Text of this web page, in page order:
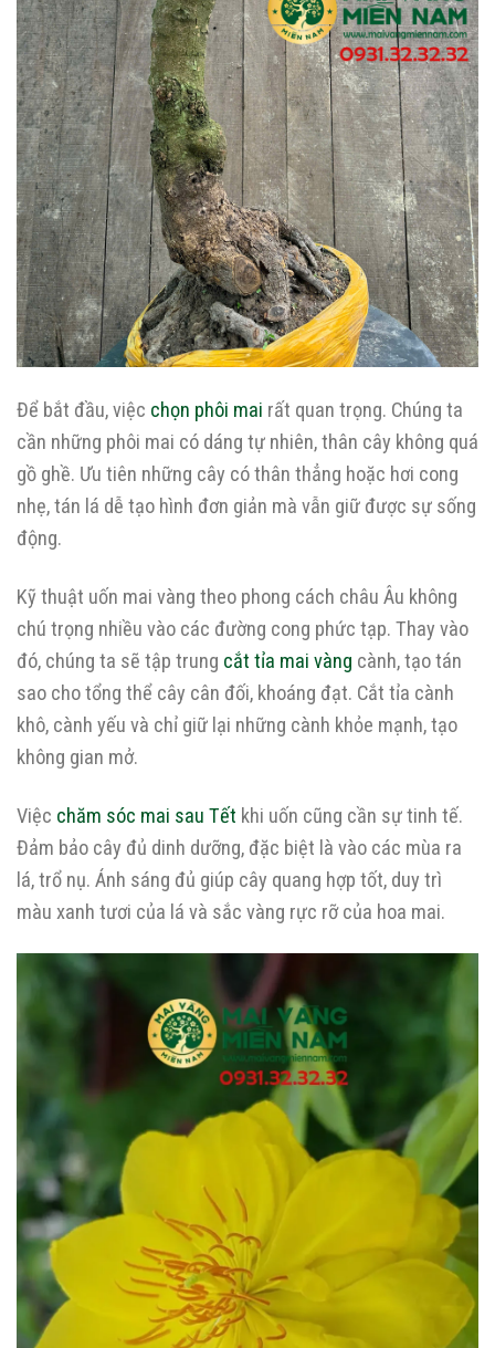
Để bắt đầu, việc chọn phôi mai rất quan trọng. Chúng ta
cần những phôi mai có dáng tự nhiên, thân cây không quá
gồ ghề. Ưu tiên những cây có thân thẳng hoặc hơi cong
nhẹ, tán lá dễ tạo hình đơn giản mà vẫn giữ được sự sống
động.
Kỹ thuật uốn mai vàng theo phong cách châu Âu không
chú trọng nhiều vào các đường cong phức tạp. Thay vào
đó, chúng ta sẽ tập trung cắt tỉa mai vàng cành, tạo tán
sao cho tổng thể cây cân đối, khoáng đạt. Cắt tỉa cành
khô, cành yếu và chỉ giữ lại những cành khỏe mạnh, tạo
không gian mở.
Việc chăm sóc mai sau Tết khi uốn cũng cần sự tinh tế.
Đảm bảo cây đủ dinh dưỡng, đặc biệt là vào các mùa ra
lá, trổ nụ. Ánh sáng đủ giúp cây quang hợp tốt, duy trì
màu xanh tươi của lá và sắc vàng rực rỡ của hoa mai.